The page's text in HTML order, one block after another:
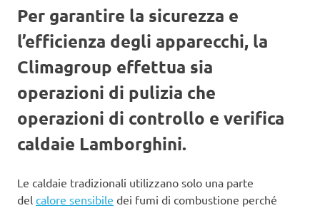
Per garantire la sicurezza e
l’efficienza degli apparecchi, la
Climagroup effettua sia
operazioni di pulizia che
operazioni di controllo e verifica
caldaie Lamborghini.
Le caldaie tradizionali utilizzano solo una parte
del calore sensibile dei fumi di combustione perché